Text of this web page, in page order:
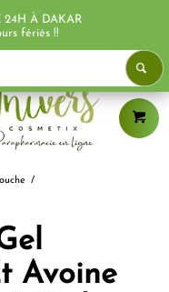
/
Avoine
À DAKAR
fériés !!